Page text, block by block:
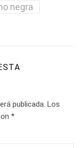
negra
publicada. Los
*